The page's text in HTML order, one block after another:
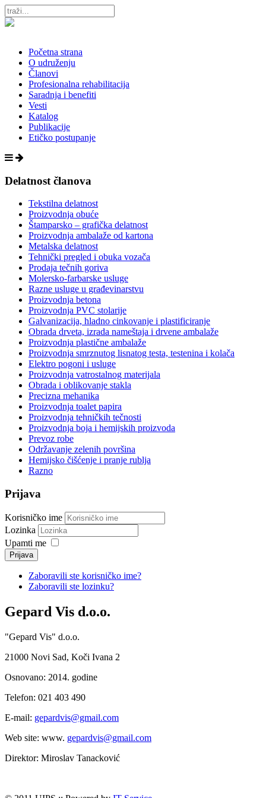
Početna strana
O udruženju
Članovi
Profesionalna rehabilitacija
Saradnja i benefiti
Vesti
Katalog
Publikacije
Etičko postupanje
Delatnost članova
Tekstilna delatnost
Proizvodnja obuće
Štamparsko – grafička delatnost
Proizvodnja ambalaže od kartona
Metalska delatnost
Tehnički pregled i obuka vozača
Prodaja tečnih goriva
Molersko-farbarske usluge
Razne usluge u građevinarstvu
Proizvodnja betona
Proizvodnja PVC stolarije
Galvanizacija, hladno cinkovanje i plastificiranje
Obrada drveta, izrada nameštaja i drvene ambalaže
Proizvodnja plastične ambalaže
Proizvodnja smrznutog lisnatog testa, testenina i kolača
Elektro pogoni i usluge
Proizvodnja vatrostalnog materijala
Obrada i oblikovanje stakla
Precizna mehanika
Proizvodnja toalet papira
Proizvodnja tehničkih tečnosti
Proizvodnja boja i hemijskih proizvoda
Prevoz robe
Održavanje zelenih površina
Hemijsko čišćenje i pranje rublja
Razno
Prijava
Korisničko ime
Lozinka
Upamti me
Prijava
Zaboravili ste korisničko ime?
Zaboravili ste lozinku?
Gepard Vis d.o.o.
"Gepard Vis" d.o.o.
21000 Novi Sad, Koči Ivana 2
Osnovano: 2014. godine
Telefon: 021 403 490
E-mail: gepardvis@gmail.com
Web site: www. gepardvis@gmail.com
Direktor: Miroslav Tanacković